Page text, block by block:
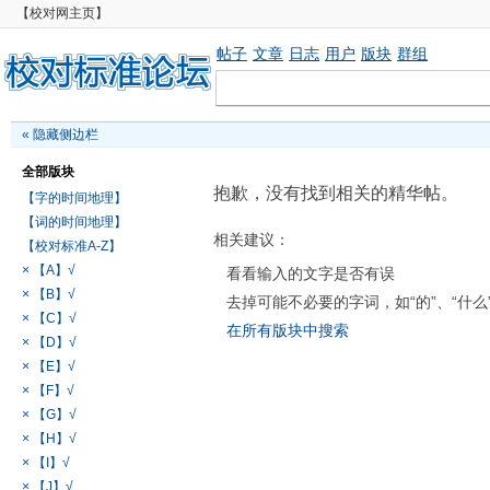
【校对网主页】
帖子 文章 日志 用户 版块 群组
« 隐藏侧边栏
全部版块
【字的时间地理】
【词的时间地理】
【校对标准A-Z】
× 【A】√
× 【B】√
× 【C】√
× 【D】√
× 【E】√
× 【F】√
× 【G】√
× 【H】√
× 【I】√
× 【J】√
抱歉，没有找到相关的精华帖。
相关建议：
看看输入的文字是否有误
去掉可能不必要的字词，如“的”、“什么
在所有版块中搜索